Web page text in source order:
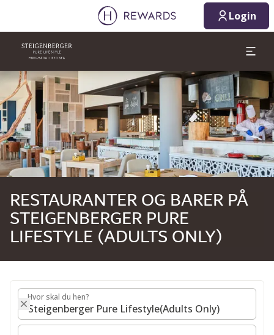
Login
Slide 1 af 1
RESTAURANTER OG BARER PÅ
STEIGENBERGER PURE
LIFESTYLE (ADULTS ONLY)
09.08.2026
1 Værelse(r) ⋅ 1 Voksen
Hvor skal du hen?
Hvor skal du hen?